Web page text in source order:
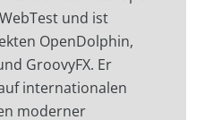
und ist
OpenDolphin,
GroovyFX. Er
internationalen
moderner